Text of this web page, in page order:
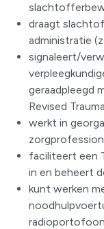
draagt
administratie
signaleert/
geraadpleegd
Revised
werkt in
faciliteert een
in en beheert
kunt werken